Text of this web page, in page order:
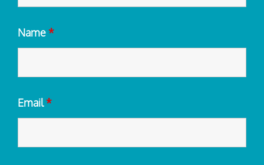
Name *
Email*